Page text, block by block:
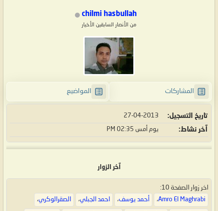
chilmi hasbullah
من الأنصار السابقين الأخيار
المشاركات المواضيع
تاريخ التسجيل 27-04-2013
آخر نشاط يوم أمس 02:35 PM
آخر الزوار
اخر زوار الصفحة 10:
Amro El Maghrabi، أحمد يوسف، احمد الجبلي، الصقرالوكري،